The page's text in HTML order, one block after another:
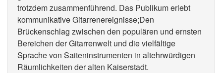
trotzdem zusammenführend. Das Publikum erlebt
kommunikative Gitarrenereignisse;Den
Brückenschlag zwischen den populären und ernsten
Bereichen der Gitarrenwelt und die vielfältige
Sprache von Saiteninstrumenten in altehrwürdigen
Räumlichkeiten der alten Kaiserstadt.